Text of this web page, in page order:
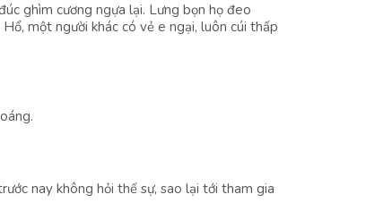
ghìm cương ngựa lại. Lưng bọn họ đeo
một người khác có vẻ e ngại, luôn cúi thấp
nay không hỏi thế sự, sao lại tới tham gia